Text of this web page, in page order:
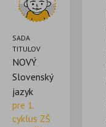
SADA
TITULOV
NOVÝ
Slovenský
jazyk
pre 1.
cyklus ZŠ